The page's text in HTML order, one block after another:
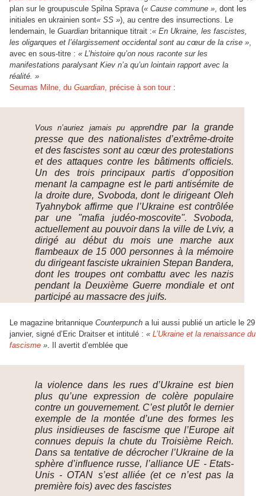
plan sur le groupuscule Spilna Sprava (« Cause commune », dont les
initiales en ukrainien sont« SS »), au centre des insurrections. Le
lendemain, le Guardian britannique titrait :« En Ukraine, les fascistes,
les oligarques et l’élargissement occidental sont au cœur de la crise »,
avec en sous-titre : « L’histoire qu’on nous raconte sur les
manifestations paralysant Kiev n’a qu’un lointain rapport avec la
réalité. »
Seumas Milne, du Guardian, précise à son tour:
Vous n’auriez jamais pu apprendre par la grande
presse que des nationalistes d’extrême-droite
et des fascistes sont au cœur des protestations
et des attaques contre les bâtiments officiels.
Un des trois principaux partis d’opposition
menant la campagne est le parti antisémite de
la droite dure, Svoboda, dont le dirigeant Oleh
Tyahnybok affirme que l’Ukraine est contrôlée
par une "mafia judéo-moscovite". Svoboda,
actuellement au pouvoir dans la ville de Lviv, a
dirigé au début du mois une marche aux
flambeaux de 15 000 personnes à la mémoire
du dirigeant fasciste ukrainien Stepan Bandera,
dont les troupes ont combattu avec les nazis
pendant la Deuxième Guerre mondiale et ont
participé au massacre des juifs.
Le magazine britannique Counterpunch a lui aussi publié un article le 29
janvier, signé d’Eric Draitser et intitulé : « L’Ukraine et la renaissance du
fascisme ». Il avertit d’emblée que
la violence dans les rues d’Ukraine est bien
plus qu’une expression de colère populaire
contre un gouvernement. C’est plutôt le dernier
exemple de la montée d’une des formes les
plus insidieuses de fascisme que l’Europe ait
connues depuis la chute du Troisième Reich.
Dans sa tentative de décrocher l’Ukraine de la
sphère d’influence russe, l’alliance UE - Etats-
Unis - OTAN s’est alliée (et ce n’est pas la
première fois) avec des fascistes